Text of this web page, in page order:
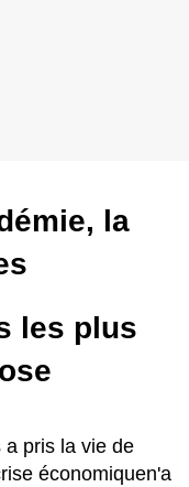
la
les plus
a pris la vie de
économiquen'a